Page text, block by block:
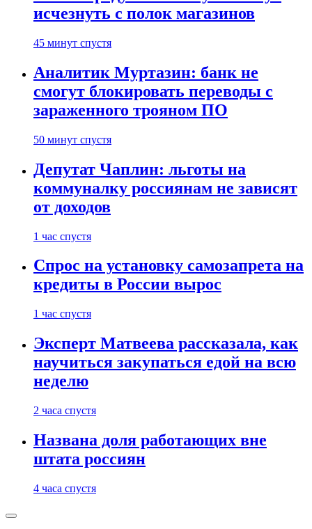
исчезнуть с полок магазинов
45 минут спустя
Аналитик Муртазин: банк не
смогут блокировать переводы с
зараженного трояном ПО
50 минут спустя
Депутат Чаплин: льготы на
коммуналку россиянам не зависят
от доходов
1 час спустя
Спрос на установку самозапрета на
кредиты в России вырос
1 час спустя
Эксперт Матвеева рассказала, как
научиться закупаться едой на всю
неделю
2 часа спустя
Названа доля работающих вне
штата россиян
4 часа спустя